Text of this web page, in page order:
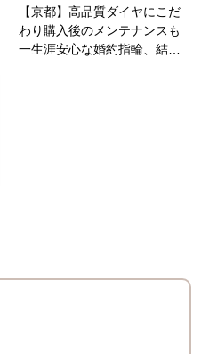
【京都】高品質ダイヤにこだ
わり購入後のメンテナンスも
一生涯安心な婚約指輪、結…